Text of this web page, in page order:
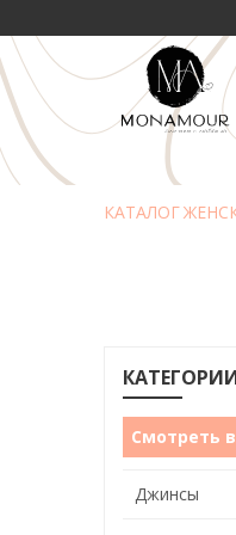
КАТАЛОГ
Смотреть
Джинсы